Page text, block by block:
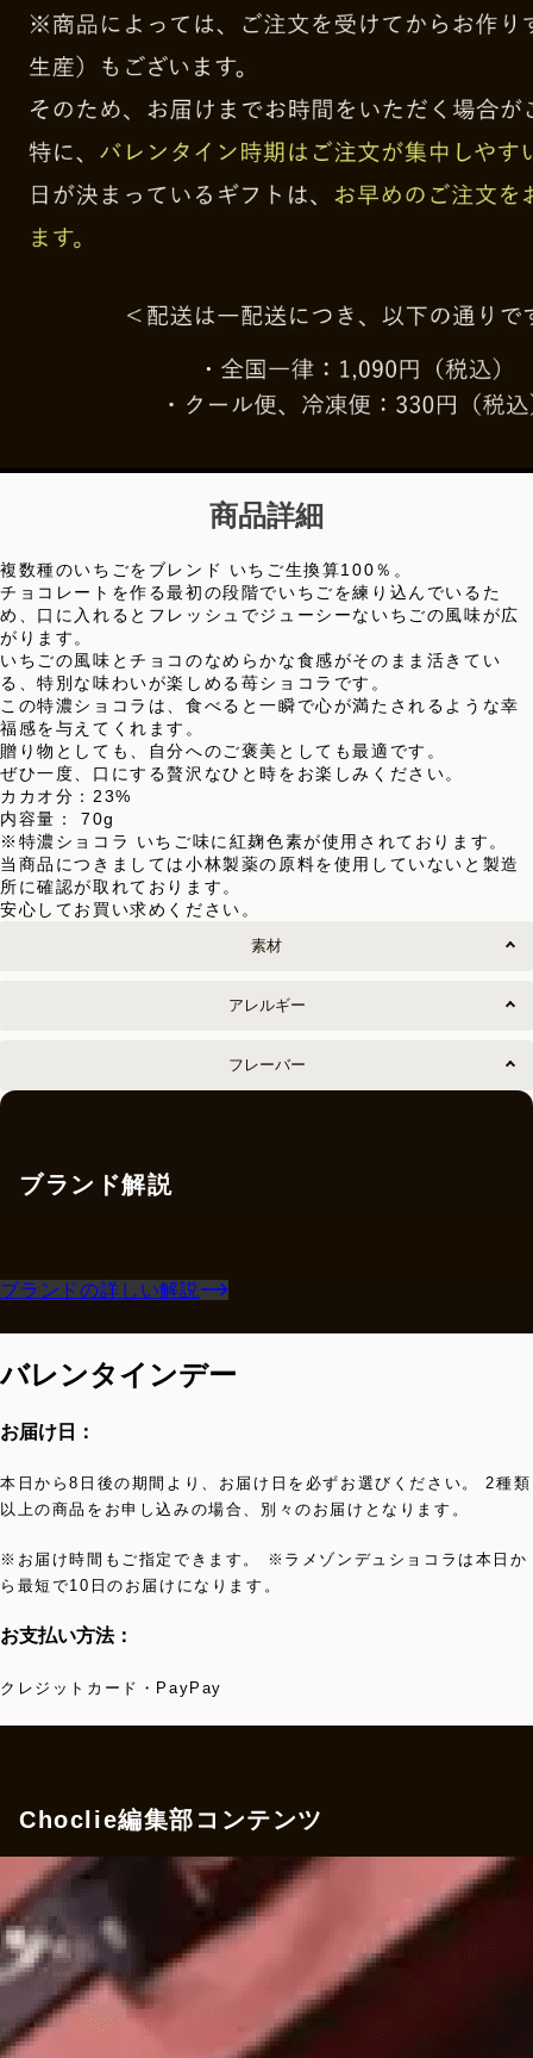
商品詳細
複数種のいちごをブレンド いちご生換算100％。
チョコレートを作る最初の段階でいちごを練り込んでいるた
め、口に入れるとフレッシュでジューシーないちごの風味が広
がります。
いちごの風味とチョコのなめらかな食感がそのまま活きてい
る、特別な味わいが楽しめる苺ショコラです。
この特濃ショコラは、食べると一瞬で心が満たされるような幸
福感を与えてくれます。
贈り物としても、自分へのご褒美としても最適です。
ぜひ一度、口にする贅沢なひと時をお楽しみください。
カカオ分：23%
内容量： 70g
※特濃ショコラ いちご味に紅麹色素が使用されております。
当商品につきましては小林製薬の原料を使用していないと製造
所に確認が取れております。
安心してお買い求めください。
素材
アレルギー
フレーバー
ブランド解説
ブランドの詳しい解説
バレンタインデー
お届け日：
本日から8日後の期間より、お届け日を必ずお選びください。 2種類
以上の商品をお申し込みの場合、別々のお届けとなります。
※お届け時間もご指定できます。 ※ラメゾンデュショコラは本日か
ら最短で10日のお届けになります。
お支払い方法：
クレジットカード・PayPay
Choclie編集部コンテンツ